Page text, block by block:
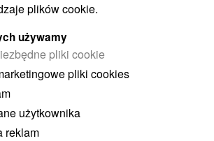
plików cookie.
używamy
pliki cookie
pliki cookies
użytkownika
reklam